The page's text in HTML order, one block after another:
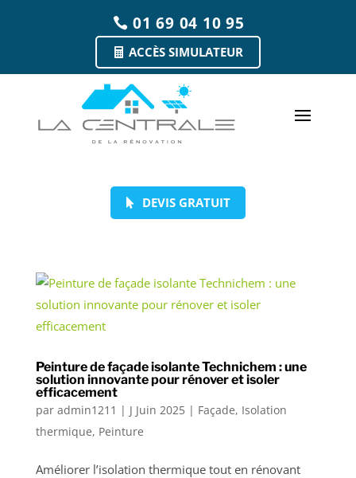
01 69 04 10 95
ACCÈS SIMULATEUR
DEVIS GRATUIT
Peinture de façade isolante Technichem : une
solution innovante pour rénover et isoler
efficacement
par admin1211 | J Juin 2025| Façade, Isolation
thermique, Peinture
Améliorer l’isolation thermique tout en rénovant